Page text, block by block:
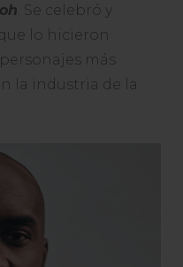
. Se celebró y
lo hicieron
más
la industria de la